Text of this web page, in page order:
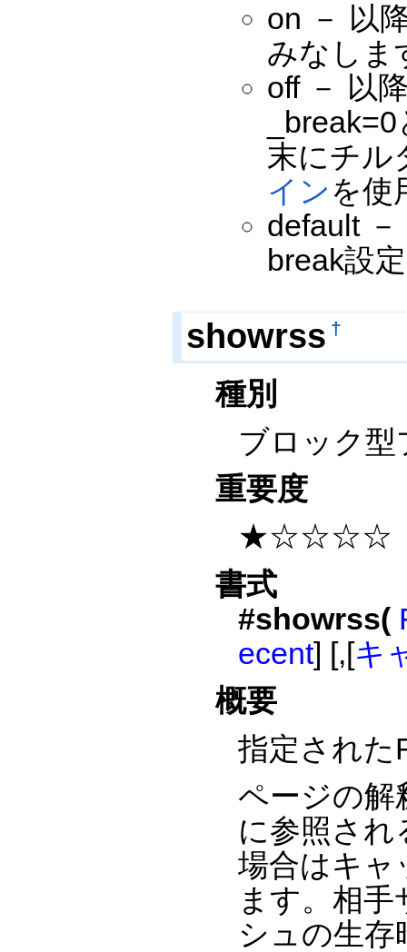
on － 以
みなしま
off － 以
末にチル
イン を使
default
break設
showrss †
種別
ブロック
重要度
★☆☆☆☆
書式
#showrss(
ecent] [,[キ
概要
指定された
ページの解
に参照さ
場合はキャ
ます。相
シュの生存